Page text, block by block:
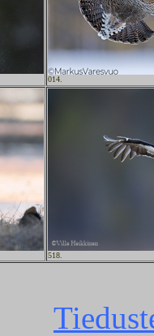
014.
518.